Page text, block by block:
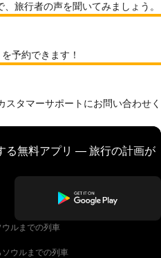
、旅行者の声を聞いてみましょう。
予約できます！
タマーサポートにお問い合わせく
る無料アプリ — 旅行の計画が
ルまでの列車
ウルまでの列車